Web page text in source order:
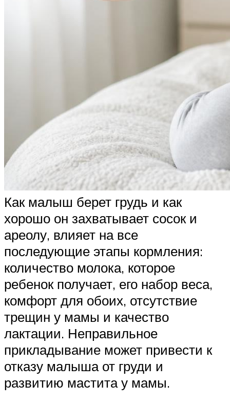
Как малыш берет грудь и как
хорошо он захватывает сосок и
ареолу, влияет на все
последующие этапы кормления:
количество молока, которое
ребенок получает, его набор веса,
комфорт для обоих, отсутствие
трещин у мамы и качество
лактации. Неправильное
прикладывание может привести к
отказу малыша от груди и
развитию мастита у мамы.